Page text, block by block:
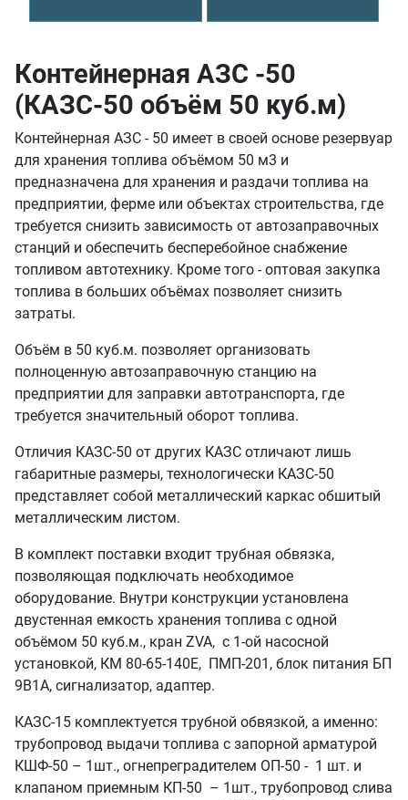
Контейнерная АЗС -50
(КАЗС-50 объём 50 куб.м)
Контейнерная АЗС - 50 имеет в своей основе резервуар
для хранения топлива объёмом 50 м3 и
предназначена для хранения и раздачи топлива на
предприятии, ферме или объектах строительства, где
требуется снизить зависимость от автозаправочных
станций и обеспечить бесперебойное снабжение
топливом автотехнику. Кроме того - оптовая закупка
топлива в больших объёмах позволяет снизить
затраты.
Объём в 50 куб.м. позволяет организовать
полноценную автозаправочную станцию на
предприятии для заправки автотранспорта, где
требуется значительный оборот топлива.
Отличия КАЗС-50 от других КАЗС отличают лишь
габаритные размеры, технологически КАЗС-50
представляет собой металлический каркас обшитый
металлическим листом.
В комплект поставки входит трубная обвязка,
позволяющая подключать необходимое
оборудование. Внутри конструкции установлена
двустенная емкость хранения топлива с одной
объёмом 50 куб.м., кран ZVA, с 1-ой насосной
установкой, КМ 80-65-140Е, ПМП-201, блок питания БП
9В1А, сигнализатор, адаптер.
КАЗС-15 комплектуется трубной обвязкой, а именно:
трубопровод выдачи топлива с запорной арматурой
КШФ-50 – 1шт., огнепреградителем ОП-50 - 1 шт. и
клапаном приемным КП-50 – 1шт., трубопровод слива